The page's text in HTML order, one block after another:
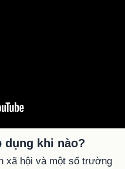
dụng khi nào?
xã hội và một số trường